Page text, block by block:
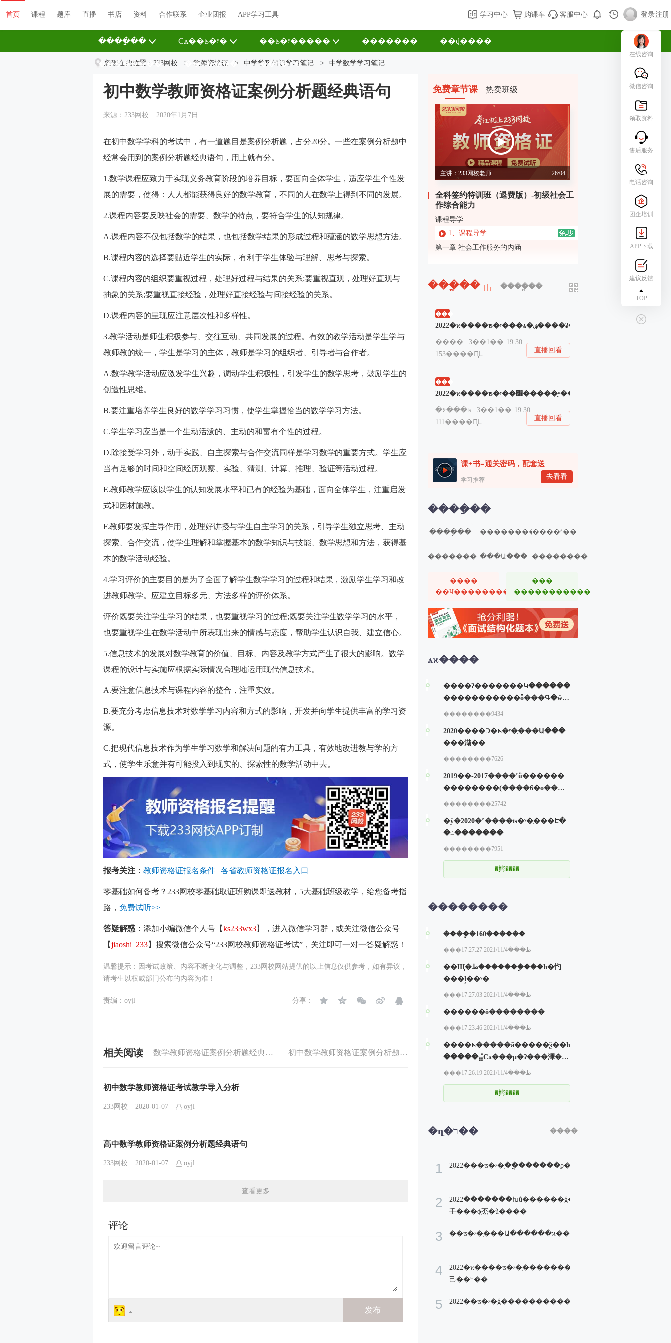
首页 课程 题库 直播 书店 资料 合作联系 企业团报 APP学习工具 学习中心 购课车 客服中心 登录|注册
����ָ�� Сѧ��ʦ�ʸ� ��ʦ�ʸ����� ������� ��ȡ����
�������� ��У���� ��ʦ�Ŷ�
您现在的位置： 233网校 > 教师资格证 > 中学学科知识学习笔记 > 中学数学学习笔记
初中数学教师资格证案例分析题经典语句
来源：233网校 2020年1月7日
在初中数学学科的考试中，有一道题目是案例分析题，占分20分。一些在案例分析题中
经常会用到的案例分析题经典语句，用上就有分。
1.数学课程应致力于实现义务教育阶段的培养目标，要面向全体学生，适应学生个性发
展的需要，使得：人人都能获得良好的数学教育，不同的人在数学上得到不同的发展。
2.课程内容要反映社会的需要、数学的特点，要符合学生的认知规律。
A.课程内容不仅包括数学的结果，也包括数学结果的形成过程和蕴涵的数学思想方法。
B.课程内容的选择要贴近学生的实际，有利于学生体验与理解、思考与探索。
C.课程内容的组织要重视过程，处理好过程与结果的关系;要重视直观，处理好直观与
抽象的关系;要重视直接经验，处理好直接经验与间接经验的关系。
D.课程内容的呈现应注意层次性和多样性。
3.教学活动是师生积极参与、交往互动、共同发展的过程。有效的教学活动是学生学与
教师教的统一，学生是学习的主体，教师是学习的组织者、引导者与合作者。
A.数学教学活动应激发学生兴趣，调动学生积极性，引发学生的数学思考，鼓励学生的
创造性思维。
B.要注重培养学生良好的数学学习习惯，使学生掌握恰当的数学学习方法。
C.学生学习应当是一个生动活泼的、主动的和富有个性的过程。
D.除接受学习外，动手实践、自主探索与合作交流同样是学习数学的重要方式。学生应
当有足够的时间和空间经历观察、实验、猜测、计算、推理、验证等活动过程。
E.教师教学应该以学生的认知发展水平和已有的经验为基础，面向全体学生，注重启发
式和因材施教。
F.教师要发挥主导作用，处理好讲授与学生自主学习的关系，引导学生独立思考、主动
探索、合作交流，使学生理解和掌握基本的数学知识与技能 、数学思想和方法，获得基
本的数学活动经验。
4.学习评价的主要目的是为了全面了解学生数学学习的过程和结果，激励学生学习和改
进教师教学。应建立目标多元、方法多样的评价体系。
评价既要关注学生学习的结果，也要重视学习的过程;既要关注学生数学学习的水平，
也要重视学生在数学活动中所表现出来的情感与态度，帮助学生认识自我、建立信心。
5.信息技术的发展对数学教育的价值、目标、内容及教学方式产生了很大的影响。数学
课程的设计与实施应根据实际情况合理地运用现代信息技术。
A.要注意信息技术与课程内容的整合，注重实效。
B.要充分考虑信息技术对数学学习内容和方式的影响，开发并向学生提供丰富的学习资
源。
C.把现代信息技术作为学生学习数学和解决问题的有力工具，有效地改进教与学的方
式，使学生乐意并有可能投入到现实的、探索性的数学活动中去。
报考关注： 教师资格证报名条件 | 各省教师资格证报名入口
零基础如何备考？233网校零基础取证班购课即送教材 ，5大基础班级教学，给您备考指
路， 免费试听>>
答疑解惑： 添加小编微信个人号【ks233wx3】，进入微信学习群，或关注微信公众号
【jiaoshi_233】搜索微信公众号“233网校教师资格证考试”，关注即可一对一答疑解惑！
温馨提示：因考试政策、内容不断变化与调整，233网校网站提供的以上信息仅供参考，如有异议，
请考生以权威部门公布的内容为准！
责编：oyjl 分享：
相关阅读 数学教师资格证案例分析题经典语句 初中数学教师资格证案例分析题经典语句
初中数学教师资格证考试教学导入分析
233网校 2020-01-07 oyjl
高中数学教师资格证案例分析题经典语句
233网校 2020-01-07 oyjl
查看更多
免费章节课 热卖班级
主讲：233网校老师 26:04
全科签约特训班（退费版）-初级社会工
作综合能力
课程导学
1、课程导学
第一章 社会工作服务的内涵
治理论
4、开展社会工作服务应重点掌握的相关政治理论（一）
第四章 社会工作服务专业价值观与道德规范
（中社版）
第五章 人类行为与社会环境（中社版）
6、人类行为与社会环境（一）
第六章 个案社会工作服务方法（中社版）
7、个案社会工作服务方法（一）
第八章 社区社会工作服务方法（中社版）
9、社区社会工作服务方法（一）
10、社会工作服务的管理（一）
11、志愿服务（一）
���ֱ�� ����ֱ��
���
2022�ϰ����ʦ�ʸ���ѧ�ۺ����ʡ�ģ������ֱ��
���� 3��1�� 19:30
153����ԤԼ
直播回看
���
2022�ϰ����ʦ�ʸ��׶�����֪ʶ��ģ������ֱ��
�۶���ʦ 3��1�� 19:30
111����ԤԼ
直播回看
课+书=通关密码，配套送
学习推荐 去看看
����ָ��
����ָ�� ������������ʱ��
������� ���Ա��� ��������
����
��Ч��������
���
�����������
ѧϰ����
����ʡ�������Կ������
�����������ȫ���Գ�ŵ�
�
��������9434
2020����Ͻ�ʦ�ʸ�֤���Ա���
���渽��
��������7626
2019��-2017����ʽṹ������
��������(����6�ο���
���⣩
��������25742
�ӱ�2020�°����ʦ�ʸ�֤���Է�
�߸�������
��������7951
�鿴����
��������
����ܷ�160������
���ظ���2021/11/4 17:27:27
��Щ�ط�������֣���һ�㣿
���ļ��ʸ�
���ظ���2021/11/4 17:27:03
������ô��������
���ظ���2021/11/4 17:23:46
����ʦ�����ã�����ѯ��һ
�����⣬Сѧ���μ�ʡ���滭��
����������ί��Ҫ����ѧ
�ʦ���������ָ����ʦ��˭
������֣�˵ѧУ�涨��������
�֣��Ͳ���ͳһ�Ͻ���Ʒ�����
���ظ���2021/11/4 17:26:19
�鿴����
�ȵ�ר�� ����
1 2022���ʦ�ʸ�֤��ֳ������ϼ�
2
2022�������Խṹ������ģ�
壬���ɸ㶨�ṹ����
3
4
2022�ϰ����ʦ�ʸ�֤�������
⼰��ר��
5 2022��ʦ�ʸ�ģ���������������߱�ƴӮ��Ʒ��
在线咨询
微信咨询
领取资料
售后服务
电话咨询
团企培训
APP下载
建议反馈
TOP